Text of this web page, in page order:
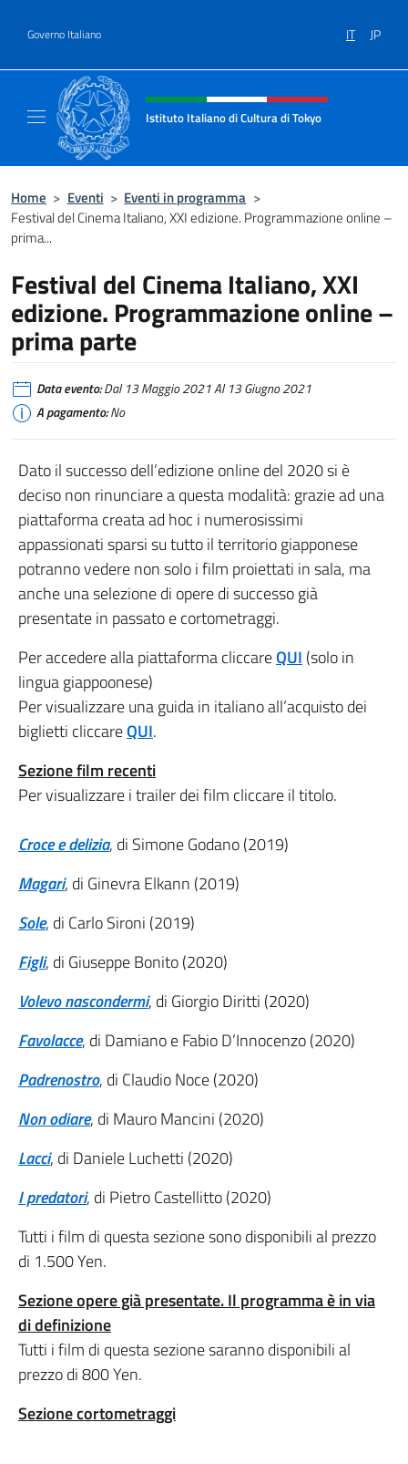
Governo Italiano IT JP
Intestazione sito, social e menù
Istituto Italiano di Cultura di Tokyo
Home > Eventi > Eventi in programma >
Festival del Cinema Italiano, XXI edizione. Programmazione online –
prima...
Festival del Cinema Italiano, XXI
edizione. Programmazione online –
prima parte
Data evento:Dal 13 Maggio 2021 Al 13 Giugno 2021
A pagamento:No
Dato il successo dell’edizione online del 2020 si è
deciso non rinunciare a questa modalità: grazie ad una
piattaforma creata ad hoc i numerosissimi
appassionati sparsi su tutto il territorio giapponese
potranno vedere non solo i film proiettati in sala, ma
anche una selezione di opere di successo già
presentate in passato e cortometraggi.
Per accedere alla piattaforma cliccareQUI (solo in
lingua giappoonese)
Per visualizzare una guida in italiano all’acquisto dei
biglietti cliccareQUI.
Sezione film recenti
Per visualizzare i trailer dei film cliccare il titolo.
Croce e delizia, di Simone Godano (2019)
Magari, di Ginevra Elkann (2019)
Sole, di Carlo Sironi (2019)
Figli, di Giuseppe Bonito (2020)
Volevo nascondermi, di Giorgio Diritti (2020)
Favolacce, di Damiano e Fabio D’Innocenzo (2020)
Padrenostro, di Claudio Noce (2020)
Non odiare, di Mauro Mancini (2020)
Lacci, di Daniele Luchetti (2020)
I predatori, di Pietro Castellitto (2020)
Tutti i film di questa sezione sono disponibili al prezzo
di 1.500 Yen.
Sezione opere già presentate. Il programma è in via
di definizione
Tutti i film di questa sezione saranno disponibili al
prezzo di 800 Yen.
Sezione cortometraggi